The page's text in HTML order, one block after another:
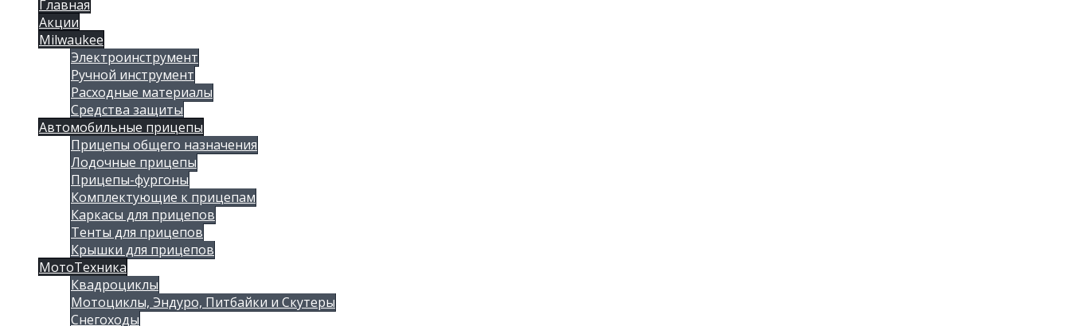
Главная
Акции
Milwaukee
Электроинструмент
Ручной инструмент
Расходные материалы
Средства защиты
Автомобильные прицепы
Прицепы общего назначения
Лодочные прицепы
Прицепы-фургоны
Комплектующие к прицепам
Каркасы для прицепов
Тенты для прицепов
Крышки для прицепов
МотоТехника
Квадроциклы
Мотоциклы, Эндуро, Питбайки и Скутеры
Снегоходы